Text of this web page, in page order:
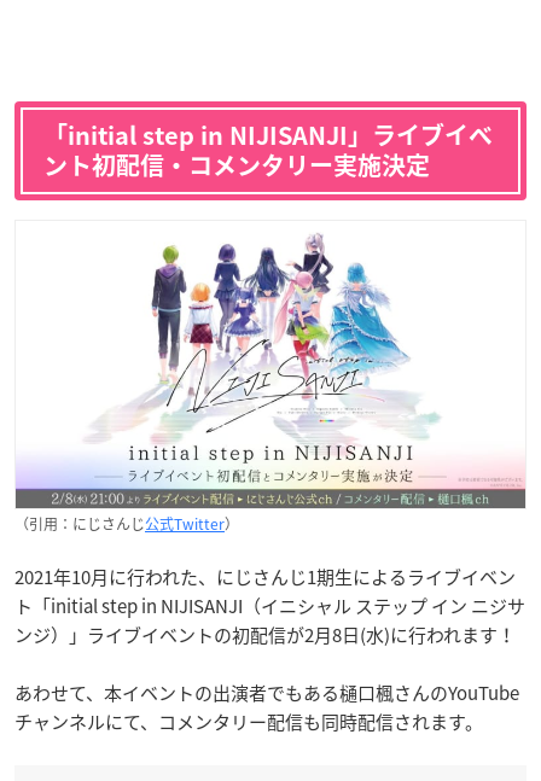
「initial step in NIJISANJI」ライブイベ
ント初配信・コメンタリー実施決定
（引用：にじさんじ公式Twitter）
2021年10月に行われた、にじさんじ1期生によるライブイベン
ト「initial step in NIJISANJI（イニシャル ステップ イン ニジサ
ンジ）」ライブイベントの初配信が2月8日(水)に行われます！
あわせて、本イベントの出演者でもある樋口楓さんのYouTube
チャンネルにて、コメンタリー配信も同時配信されます。